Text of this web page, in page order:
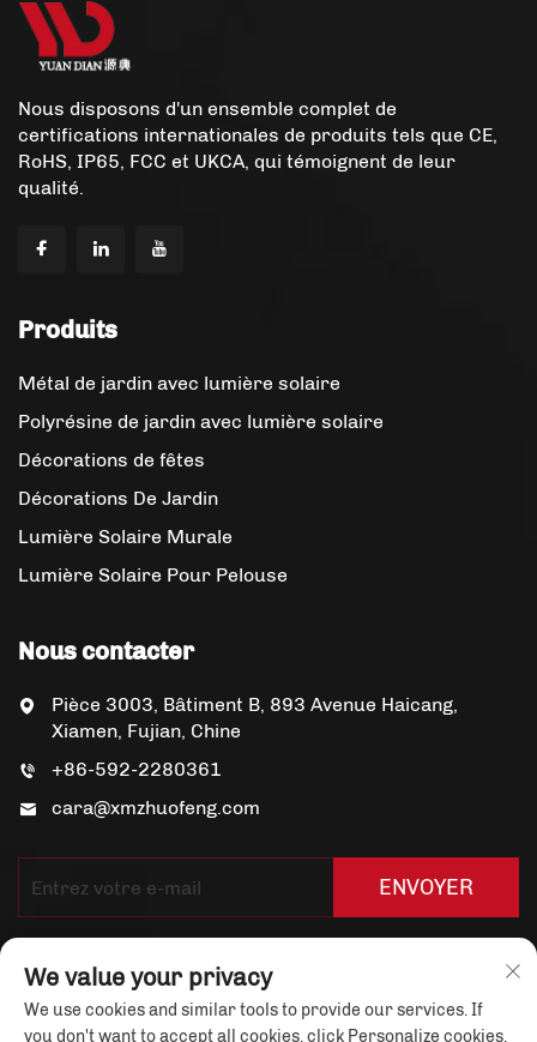
Nous disposons d'un ensemble complet de
certifications internationales de produits tels que CE,
RoHS, IP65, FCC et UKCA, qui témoignent de leur
qualité.
Produits
Métal de jardin avec lumière solaire
Polyrésine de jardin avec lumière solaire
Décorations de fêtes
Décorations De Jardin
Lumière Solaire Murale
Lumière Solaire Pour Pelouse
Nous contacter
Pièce 3003, Bâtiment B, 893 Avenue Haicang,
Xiamen, Fujian, Chine
+86-592-2280361
cara@xmzhuofeng.com
ENVOYER
We value your privacy
We use cookies and similar tools to provide our services. If
you don't want to accept all cookies, click Personalize cookies.